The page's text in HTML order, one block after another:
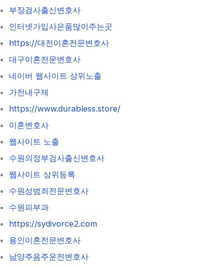
부장검사출신변호사
인터넷가입사은품많이주는곳
https://대전이혼전문변호사
대구이혼전문변호사
네이버 웹사이트 상위노출
가전내구제
https://www.durabless.store/
이혼변호사
웹사이트 노출
수원의정부검사출신변호사
웹사이트 상위등록
수원성범죄전문변호사
수원피부과
https://sydivorce2.com
용인이혼전문변호사
남양주음주운전변호사